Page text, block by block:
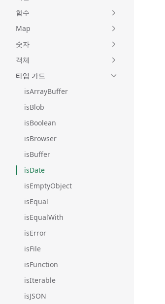
함수
Map
숫자
객체
타입 가드
isArrayBuffer
isBlob
isBoolean
isBrowser
isBuffer
isDate
isEmptyObject
isEqual
isEqualWith
isError
isFile
isFunction
isIterable
isJSON